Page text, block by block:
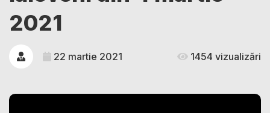
2021
22 martie 2021 1454 vizualizări